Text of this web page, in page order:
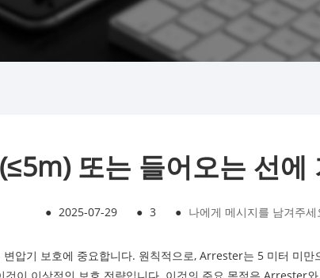
또는 들어오는 선
● 2025-07-29 ● 3 ● 나에게 메시지를 남겨주세
변압기 보호에 중요합니다. 원칙적으로, Arrester는 5 미터 미